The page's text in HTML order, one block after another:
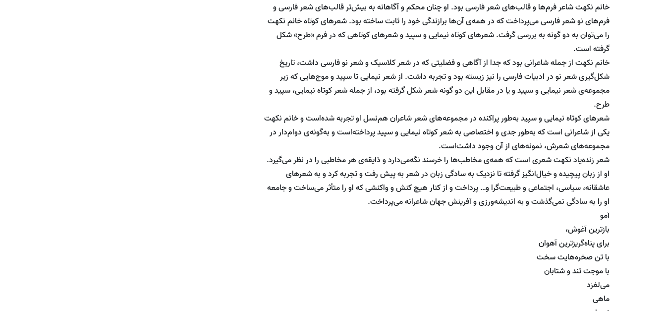
خانم نکهت شاعر فرم‌ها و قالب‌های شعر فارسی بود. او چنان محکم و آگاهانه به بیش‌تر قالب‌های شعر فارسی و
فرم‌های نو شعر فارسی می‌پرداخت که در همه‌ی آن‌ها برازندگی خود را ثابت ساخته بود. شعرهای کوتاه خانم نکهت
را می‌توان به دو گونه به بررسی گرفت. شعرهای کوتاه نیمایی و سپید و شعرهای کوتاهی که در فرم «طرح» شکل
گرفته است.
خانم نکهت از جمله شاعرانی بود که جدا از آگاهی و فضلیتی که در شعر کلاسیک و شعر نو فارسی داشت، تاریخ
شکل‌گیری شعر نو در ادبیات فارسی را نیز زیسته بود و تجربه داشت. از شعر نیمایی تا سپید و موج‌هایی که زیر
مجموعه‌ی شعر نیمایی و سپید و یا در مقابل این دو گونه شعر شکل گرفته بود، از جمله شعر کوتاه نیمایی، سپید و
طرح.
شعرهای کوتاه نیمایی و سپید به‌طور پراکنده در مجموعه‌های شعر شاعران هم‌نسل او تجربه شده‌است و خانم نکهت
یکی از شاعرانی است که به‌طور جدی و اختصاصی به شعر کوتاه نیمایی و سپید پرداخته‌است و به‌گونه‌ی دوام‌دار در
مجموعه‌های شعرش، نمونه‌های از آن وجود داشت‌است.
شعر زنده‌یاد نکهت شعری است که همه‌ی مخاطب‌ها را خرسند نگه‌می‌دارد و ذایقه‌ی هر مخاطبی را در نظر می‌گیرد.
او از زبان پیچیده و خیال‌انگیز گرفته تا نزدیک به سادگی زبان در شعر به پیش رفت و تجربه کرد و به شعرهای
عاشقانه، سیاسی، اجتماعی و طبیعت‌گرا و… پرداخت و از کنار هیچ کنش و واکنشی که او را متأثر می‌ساخت و جامعه
او را به سادگی نمی‌گذشت و به اندیشه‌ورزی و آفرینش جهان شاعرانه می‌پرداخت.
آمو
بازترین آغوش،
برای پناه‌گریزترین آهوان
با تن صخره‌هایت سخت
با موجت تند و شتابان
می‌لغزد
ماهی